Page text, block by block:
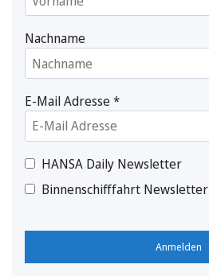
Nachname
E-Mail Adresse*
HANSA Daily Newsletter
Binnenschifffahrt Newsletter
Anmelden